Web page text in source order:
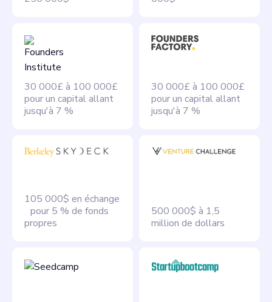
30 000£ à 100 000£
pour un capital allant
jusqu'à 7 %
30 000£ à 100 000£
pour un capital allant
jusqu'à 7 %
105 000$ en échange
pour 5 % de fonds
propres
500 000$ à 1,5
million de dollars